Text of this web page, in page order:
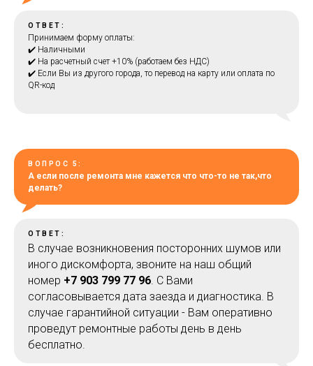
ОТВЕТ:
Принимаем форму оплаты:
✔️ Наличными
✔️ На расчетный счет +10% (работаем без НДС)
✔️ Если Вы из другого города, то перевод на карту или оплата по
QR-код
ВОПРОС 5:
А если после ремонта мне кажется что что-то не так,что
делать?
ОТВЕТ:
В случае возникновения посторонних шумов или
иного дискомфорта, звоните на наш общий
номер +7 903 799 77 96 . С Вами
согласовывается дата заезда и диагностика. В
случае гарантийной ситуации - Вам оперативно
проведут ремонтные работы день в день
бесплатно.